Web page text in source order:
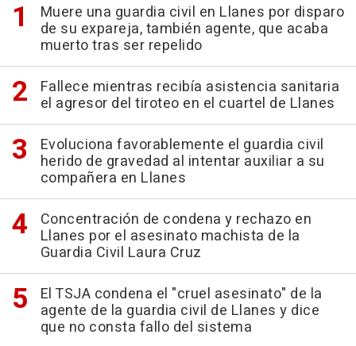
Muere una guardia civil en Llanes por disparo
de su expareja, también agente, que acaba
muerto tras ser repelido
Fallece mientras recibía asistencia sanitaria
el agresor del tiroteo en el cuartel de Llanes
Evoluciona favorablemente el guardia civil
herido de gravedad al intentar auxiliar a su
compañera en Llanes
Concentración de condena y rechazo en
Llanes por el asesinato machista de la
Guardia Civil Laura Cruz
El TSJA condena el "cruel asesinato" de la
agente de la guardia civil de Llanes y dice
que no consta fallo del sistema